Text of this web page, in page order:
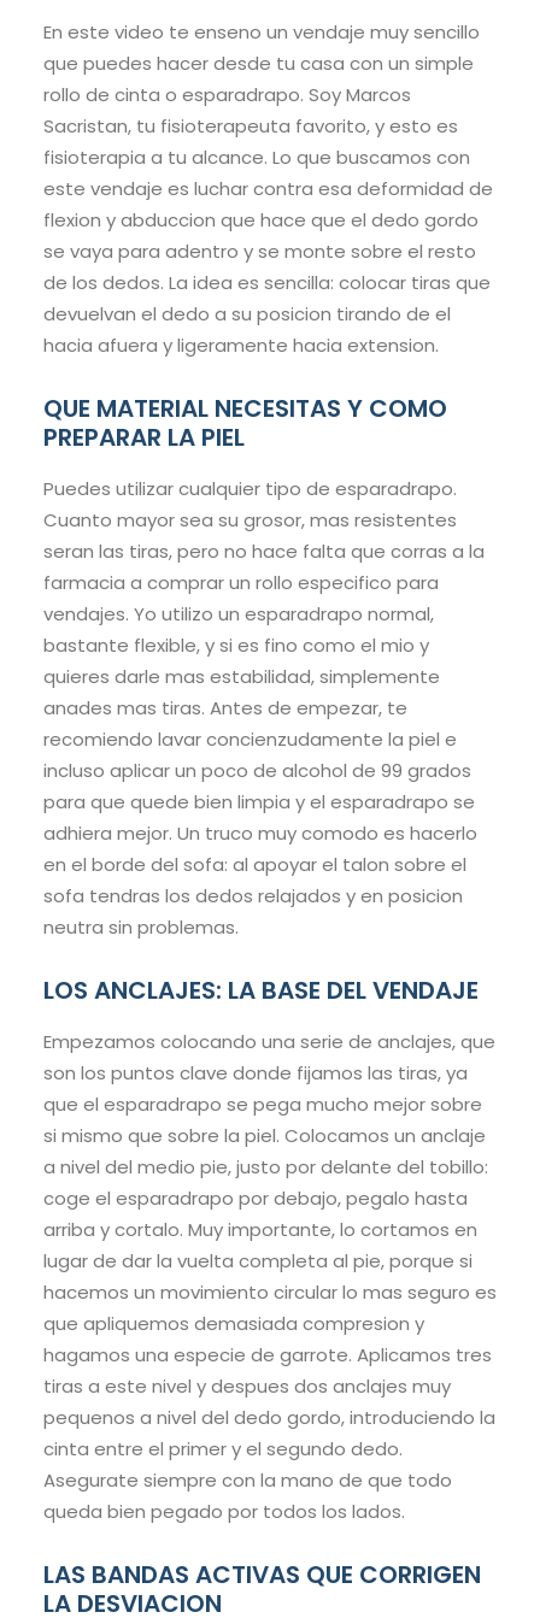
En este video te enseno un vendaje muy sencillo
que puedes hacer desde tu casa con un simple
rollo de cinta o esparadrapo. Soy Marcos
Sacristan, tu fisioterapeuta favorito, y esto es
fisioterapia a tu alcance. Lo que buscamos con
este vendaje es luchar contra esa deformidad de
flexion y abduccion que hace que el dedo gordo
se vaya para adentro y se monte sobre el resto
de los dedos. La idea es sencilla: colocar tiras que
devuelvan el dedo a su posicion tirando de el
hacia afuera y ligeramente hacia extension.
QUE MATERIAL NECESITAS Y COMO
PREPARAR LA PIEL
Puedes utilizar cualquier tipo de esparadrapo.
Cuanto mayor sea su grosor, mas resistentes
seran las tiras, pero no hace falta que corras a la
farmacia a comprar un rollo especifico para
vendajes. Yo utilizo un esparadrapo normal,
bastante flexible, y si es fino como el mio y
quieres darle mas estabilidad, simplemente
anades mas tiras. Antes de empezar, te
recomiendo lavar concienzudamente la piel e
incluso aplicar un poco de alcohol de 99 grados
para que quede bien limpia y el esparadrapo se
adhiera mejor. Un truco muy comodo es hacerlo
en el borde del sofa: al apoyar el talon sobre el
sofa tendras los dedos relajados y en posicion
neutra sin problemas.
LOS ANCLAJES: LA BASE DEL VENDAJE
Empezamos colocando una serie de anclajes, que
son los puntos clave donde fijamos las tiras, ya
que el esparadrapo se pega mucho mejor sobre
si mismo que sobre la piel. Colocamos un anclaje
a nivel del medio pie, justo por delante del tobillo:
coge el esparadrapo por debajo, pegalo hasta
arriba y cortalo. Muy importante, lo cortamos en
lugar de dar la vuelta completa al pie, porque si
hacemos un movimiento circular lo mas seguro es
que apliquemos demasiada compresion y
hagamos una especie de garrote. Aplicamos tres
tiras a este nivel y despues dos anclajes muy
pequenos a nivel del dedo gordo, introduciendo la
cinta entre el primer y el segundo dedo.
Asegurate siempre con la mano de que todo
queda bien pegado por todos los lados.
LAS BANDAS ACTIVAS QUE CORRIGEN
LA DESVIACION